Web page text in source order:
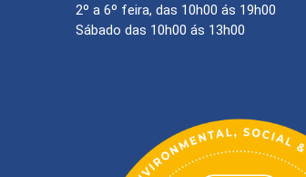
2º a 6º feira, das 10h00 ás 19h00
Sábado das 10h00 ás 13h00